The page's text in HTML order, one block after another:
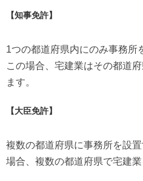
【知事免許】
1つの都道府県内にのみ事務所
この場合、宅建業はその都道
ます。
【大臣免許】
複数の都道府県に事務所を設
場合、複数の都道府県で宅建業